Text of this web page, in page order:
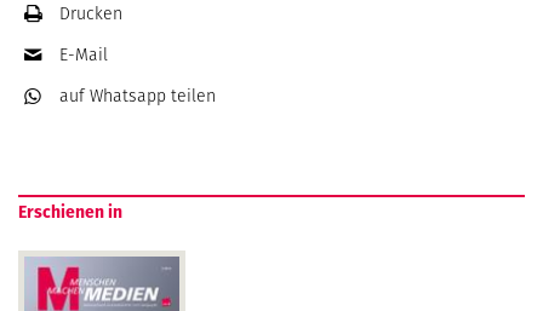
Drucken
E-Mail
auf Whatsapp teilen
Erschienen in